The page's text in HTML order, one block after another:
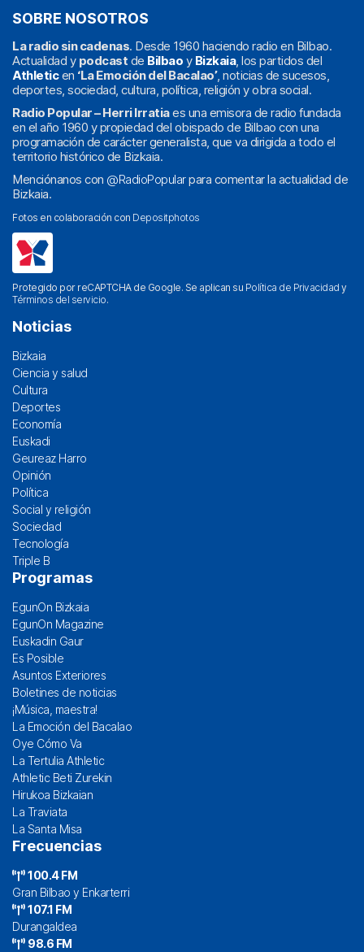
SOBRE NOSOTROS
La radio sin cadenas. Desde 1960 haciendo radio en Bilbao.
Actualidad y podcast de Bilbao y Bizkaia, los partidos del
Athleticen ‘La Emoción del Bacalao’, noticias de sucesos,
deportes, sociedad, cultura, política, religión y obra social.
Radio Popular – Herri Irratiaes una emisora de radio fundada
en el año 1960 y propiedad del obispado de Bilbao con una
programación de carácter generalista, que va dirigida a todo el
territorio histórico de Bizkaia.
Menciónanos con @RadioPopularpara comentar la actualidad de
Bizkaia.
Fotos en colaboración con Depositphotos
Protegido por reCAPTCHA de Google. Se aplican su Política de Privacidad y
Términos del servicio.
Noticias
Bizkaia
Ciencia y salud
Cultura
Deportes
Economía
Euskadi
Geureaz Harro
Opinión
Política
Social y religión
Sociedad
Tecnología
Triple B
Programas
EgunOn Bizkaia
EgunOn Magazine
Euskadin Gaur
Es Posible
Asuntos Exteriores
Boletines de noticias
¡Música, maestra!
La Emoción del Bacalao
Oye Cómo Va
La Tertulia Athletic
Athletic Beti Zurekin
Hirukoa Bizkaian
La Traviata
La Santa Misa
Frecuencias
100.4 FM
Gran Bilbao y Enkarterri
107.1 FM
Durangaldea
98.6 FM